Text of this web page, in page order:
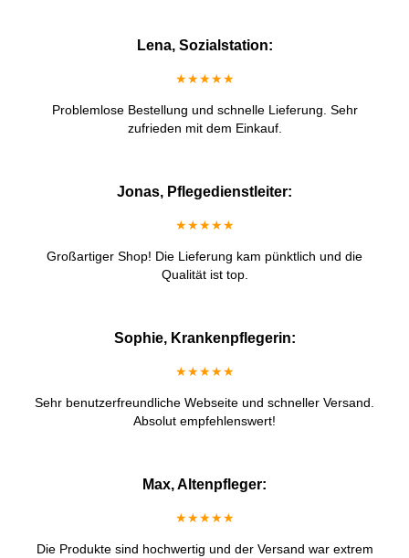
Lena, Sozialstation:
★★★★★
Problemlose Bestellung und schnelle Lieferung. Sehr
zufrieden mit dem Einkauf.
Jonas, Pflegedienstleiter:
★★★★★
Großartiger Shop! Die Lieferung kam pünktlich und die
Qualität ist top.
Sophie, Krankenpflegerin:
★★★★★
Sehr benutzerfreundliche Webseite und schneller Versand.
Absolut empfehlenswert!
Max, Altenpfleger:
★★★★★
Die Produkte sind hochwertig und der Versand war extrem